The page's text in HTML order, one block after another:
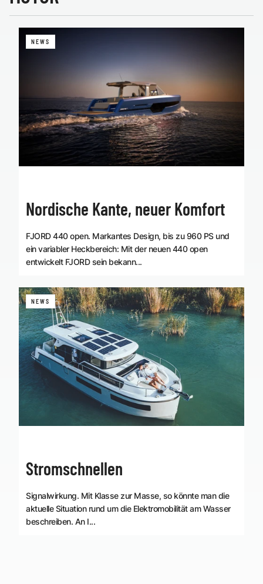
NEWS
Nordische Kante, neuer Komfort
FJORD 440 open. Markantes Design, bis zu 960 PS und
ein variabler Heckbereich: Mit der neuen 440 open
entwickelt FJORD sein bekann...
NEWS
Stromschnellen
Signalwirkung. Mit Klasse zur Masse, so könnte man die
aktuelle Situation rund um die Elektromobilität am Wasser
beschreiben. An I...